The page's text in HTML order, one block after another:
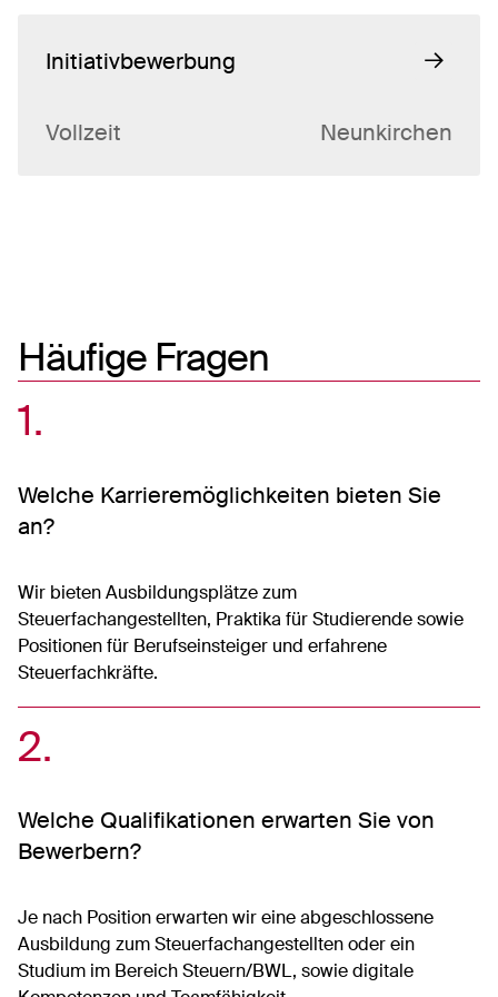
Initiativbewerbung
Vollzeit Neunkirchen
Häufige Fragen
1
Welche Karrieremöglichkeiten bieten Sie
an?
Wir bieten Ausbildungsplätze zum
Steuerfachangestellten, Praktika für Studierende sowie
Positionen für Berufseinsteiger und erfahrene
Steuerfachkräfte.
2
Welche Qualifikationen erwarten Sie von
Bewerbern?
Je nach Position erwarten wir eine abgeschlossene
Ausbildung zum Steuerfachangestellten oder ein
Studium im Bereich Steuern/BWL, sowie digitale